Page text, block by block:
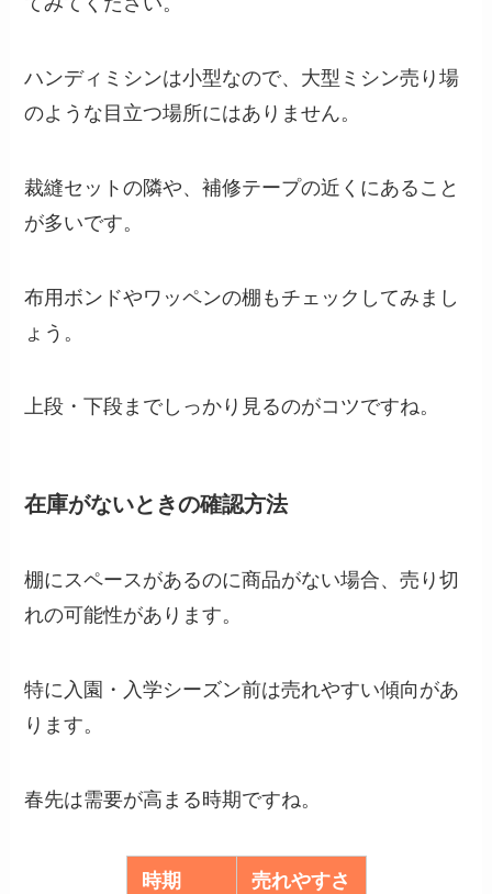
ハンディミシンは小型なので、大型ミシン売り場
のような目立つ場所にはありません。
裁縫セットの隣や、補修テープの近くにあること
が多いです。
布用ボンドやワッペンの棚もチェックしてみまし
ょう。
上段・下段までしっかり見るのがコツですね。
在庫がないときの確認方法
棚にスペースがあるのに商品がない場合、売り切
れの可能性があります。
特に入園・入学シーズン前は売れやすい傾向があ
ります。
春先は需要が高まる時期ですね。
時期 売れやすさ